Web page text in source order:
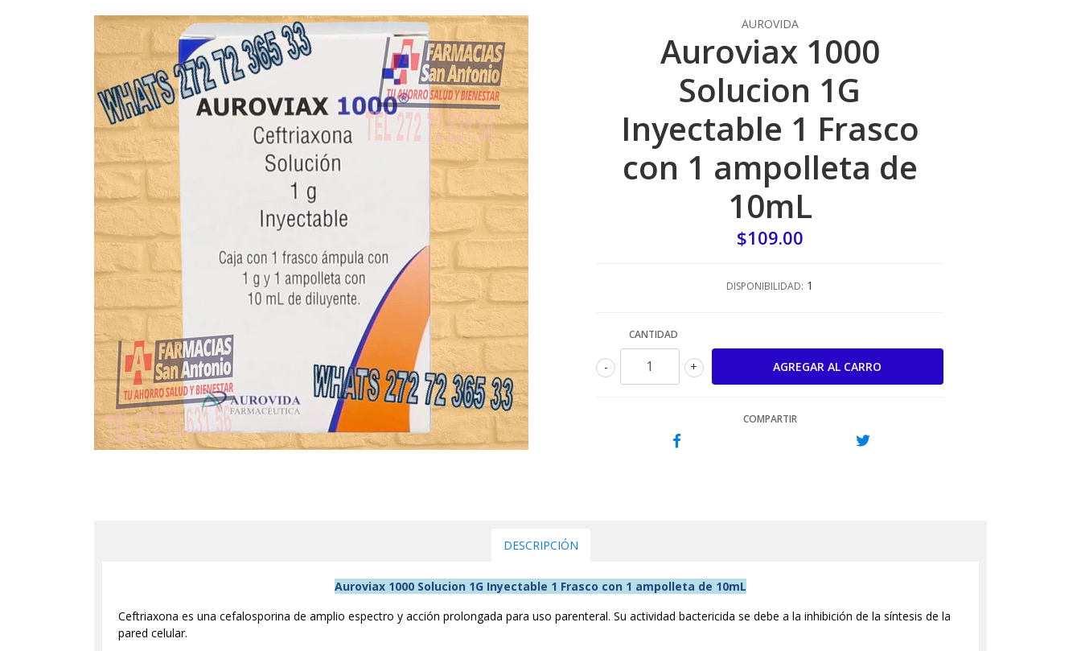
AUROVIDA
Auroviax 1000
Solucion 1G
Inyectable 1 Frasco
con 1 ampolleta de
10mL
$109.00
DISPONIBILIDAD: 1
CANTIDAD
+
-
COMPARTIR
DESCRIPCIÓN
Auroviax 1000 Solucion 1G Inyectable 1 Frasco con 1 ampolleta de 10mL
Ceftriaxona es una cefalosporina de amplio espectro y acción prolongada para uso parenteral. Su actividad bactericida se debe a la inhibición de la síntesis de la
pared celular.